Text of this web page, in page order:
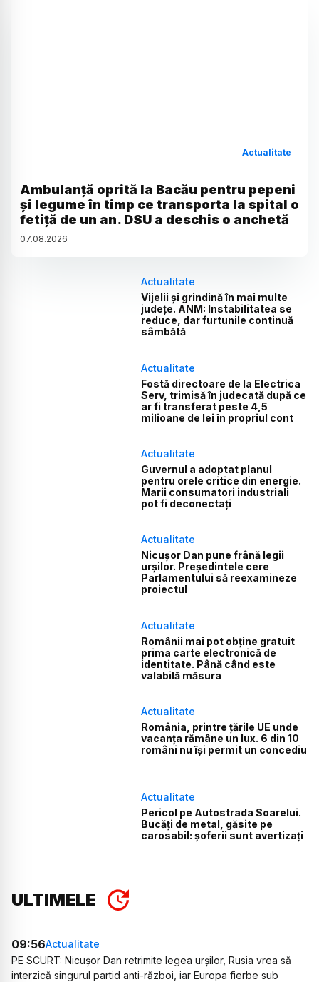
Actualitate
Ambulanță oprită la Bacău pentru pepeni
și legume în timp ce transporta la spital o
fetiță de un an. DSU a deschis o anchetă
07.08.2026
Actualitate
Vijelii și grindină în mai multe
județe. ANM: Instabilitatea se
reduce, dar furtunile continuă
sâmbătă
Actualitate
Fostă directoare de la Electrica
Serv, trimisă în judecată după ce
ar fi transferat peste 4,5
milioane de lei în propriul cont
Actualitate
Guvernul a adoptat planul
pentru orele critice din energie.
Marii consumatori industriali
pot fi deconectați
Actualitate
Nicușor Dan pune frână legii
urșilor. Președintele cere
Parlamentului să reexamineze
proiectul
Actualitate
Românii mai pot obține gratuit
prima carte electronică de
identitate. Până când este
valabilă măsura
Actualitate
România, printre țările UE unde
vacanța rămâne un lux. 6 din 10
români nu își permit un concediu
Actualitate
Pericol pe Autostrada Soarelui.
Bucăți de metal, găsite pe
carosabil: șoferii sunt avertizați
ULTIMELE
09:56Actualitate
PE SCURT: Nicușor Dan retrimite legea urșilor, Rusia vrea să
interzică singurul partid anti-război, iar Europa fierbe sub